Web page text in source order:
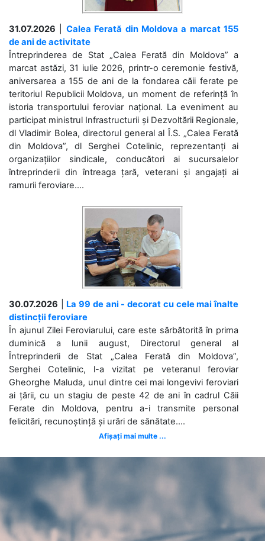
31.07.2026
Calea Ferată din Moldova a marcat 155
de ani de activitate
Întreprinderea de Stat „Calea Ferată din Moldova” a
marcat astăzi, 31 iulie 2026, printr-o ceremonie festivă,
aniversarea a 155 de ani de la fondarea căii ferate pe
teritoriul Republicii Moldova, un moment de referință în
istoria transportului feroviar național. La eveniment au
participat ministrul Infrastructurii și Dezvoltării Regionale,
dl Vladimir Bolea, directorul general al Î.S. „Calea Ferată
din Moldova”, dl Serghei Cotelinic, reprezentanți ai
organizațiilor sindicale, conducători ai sucursalelor
întreprinderii din întreaga țară, veterani și angajați ai
ramurii feroviare....
30.07.2026
La 99 de ani - decorat cu cele mai înalte
distincții feroviare
În ajunul Zilei Feroviarului, care este sărbătorită în prima
duminică a lunii august, Directorul general al
Întreprinderii de Stat „Calea Ferată din Moldova”,
Serghei Cotelinic, l-a vizitat pe veteranul feroviar
Gheorghe Maluda, unul dintre cei mai longevivi feroviari
ai țării, cu un stagiu de peste 42 de ani în cadrul Căii
Ferate din Moldova, pentru a-i transmite personal
felicitări, recunoștință și urări de sănătate....
Afișați mai multe ...